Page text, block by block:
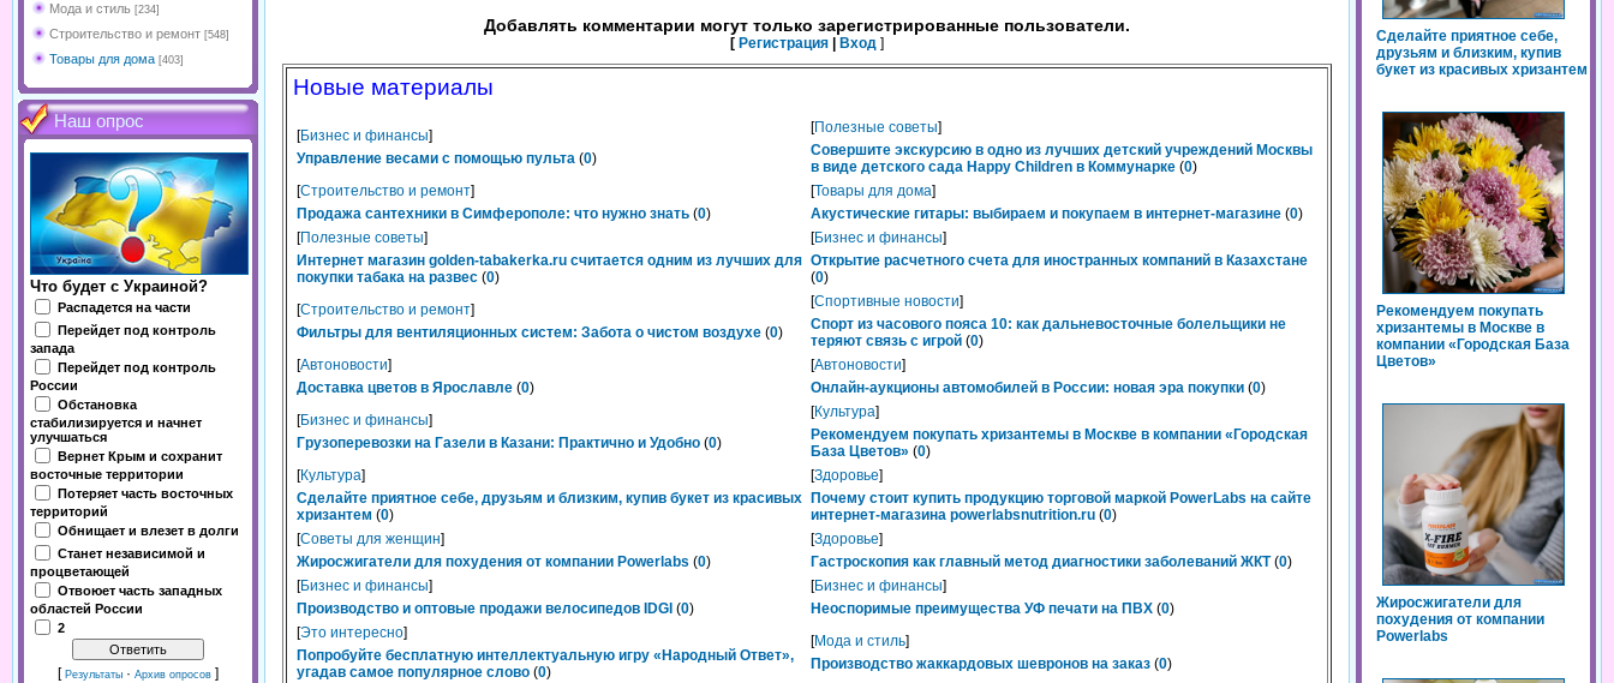
Мода и стиль [234]
Строительство и ремонт [548]
Товары для дома [403]
Наш опрос
Что будет с Украиной?
Распадется на части
Перейдет под контроль
запада
Перейдет под контроль
России
Обстановка
стабилизируется и начнет
улучшаться
Вернет Крым и сохранит
восточные территории
Потеряет часть восточных
территорий
Обнищает и влезет в долги
Станет независимой и
процветающей
Отвоюет часть западных
областей России
2
[ Результаты · Архив опросов ]
Добавлять комментарии могут только зарегистрированные пользователи.
[ Регистрация Вход ]
Новые материалы
[Бизнес и финансы]
Управление весами с помощью пульта (0)
[Полезные советы]
Совершите экскурсию в одно из лучших детский учреждений Москвы
в виде детского сада Happy Children в Коммунарке (0)
[Строительство и ремонт]
Продажа сантехники в Симферополе: что нужно знать (0)
[Товары для дома]
Акустические гитары: выбираем и покупаем в интернет-магазине (0)
[Полезные советы]
Интернет магазин golden-tabakerka.ru считается одним из лучших для
покупки табака на развес (0)
[Бизнес и финансы]
Открытие расчетного счета для иностранных компаний в Казахстане
(0)
[Строительство и ремонт]
Фильтры для вентиляционных систем: Забота о чистом воздухе (0)
[Спортивные новости]
Спорт из часового пояса 10: как дальневосточные болельщики не
теряют связь с игрой (0)
[Автоновости]
Доставка цветов в Ярославле (0)
[Автоновости]
Онлайн-аукционы автомобилей в России: новая эра покупки (0)
[Бизнес и финансы]
Грузоперевозки на Газели в Казани: Практично и Удобно (0)
[Культура]
Рекомендуем покупать хризантемы в Москве в компании «Городская
База Цветов» (0)
[Культура]
Сделайте приятное себе, друзьям и близким, купив букет из красивых
хризантем (0)
[Здоровье]
Почему стоит купить продукцию торговой маркой PowerLabs на сайте
интернет-магазина powerlabsnutrition.ru (0)
[Советы для женщин]
Жиросжигатели для похудения от компании Powerlabs (0)
[Здоровье]
Гастроскопия как главный метод диагностики заболеваний ЖКТ (0)
[Бизнес и финансы]
Производство и оптовые продажи велосипедов IDGI (0)
[Бизнес и финансы]
Неоспоримые преимущества УФ печати на ПВХ (0)
[Это интересно]
Попробуйте бесплатную интеллектуальную игру «Народный Ответ»,
угадав самое популярное слово (0)
[Мода и стиль]
Производство жаккардовых шевронов на заказ (0)
Сделайте приятное себе,
друзьям и близким, купив
букет из красивых хризантем
Рекомендуем покупать
хризантемы в Москве в
компании «Городская База
Цветов»
Жиросжигатели для
похудения от компании
Powerlabs